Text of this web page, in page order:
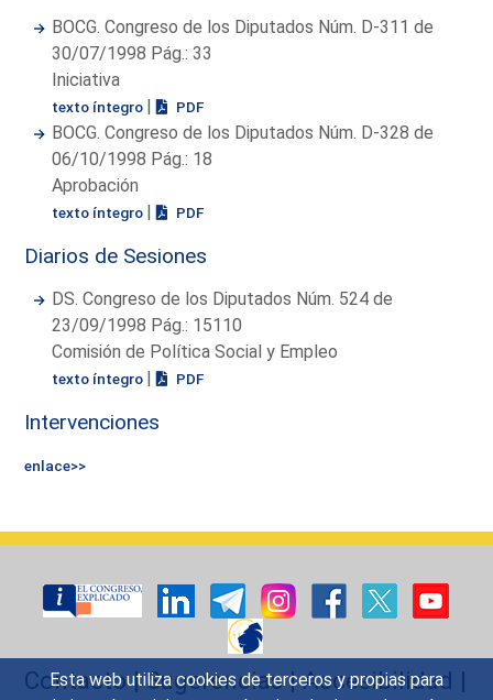
Esta web utiliza cookies de terceros y propias para
BOCG. Congreso de los Diputados Núm. D-311 de
30/07/1998 Pág.: 33
Iniciativa
texto íntegro | PDF
BOCG. Congreso de los Diputados Núm. D-328 de
06/10/1998 Pág.: 18
Aprobación
texto íntegro | PDF
Diarios de Sesiones
DS. Congreso de los Diputados Núm. 524 de
23/09/1998 Pág.: 15110
Comisión de Política Social y Empleo
texto íntegro | PDF
Intervenciones
enlace>>
Contacto|Sugerencias|Accesibilidad |